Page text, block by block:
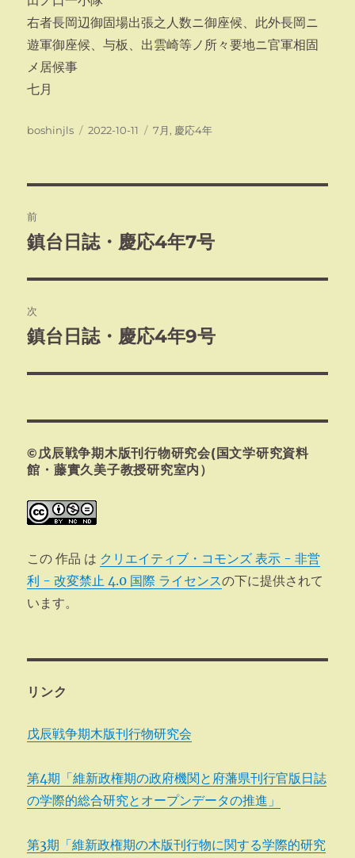
右者長岡辺御固場出張之人数ニ御座候、此外長岡ニ
遊軍御座候、与板、出雲崎等ノ所々要地ニ官軍相固
メ居候事
七月
投
boshinjls
投
2022-10-11
カ
7月 , 慶応4年
稿
ビ
ゲ
ー
ン
前
前
投
稿:
鎮台日誌・慶応4年7号
次
次
投
鎮台日誌・慶応4年9号
©戊辰戦争期木版刊行物研究会(国文学研究資料
館・藤實久美子教授研究室内）
この 作品 は クリエイティブ・コモンズ 表示 - 非営
利 - 改変禁止 4.0 国際 ライセンスの下に提供されて
います。
リンク
戊辰戦争期木版刊行物研究会
第4期「維新政権期の政府機関と府藩県刊行官版日誌
の学際的総合研究とオープンデータの推進」
第3期「維新政権期の木版刊行物に関する学際的研究